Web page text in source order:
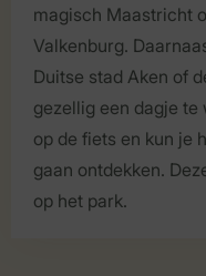
magisch Maastricht
Valkenburg.
Duitse stad Aken of
gezellig een dagje te
op de fiets en kun je
gaan ontdekken.
op het park.